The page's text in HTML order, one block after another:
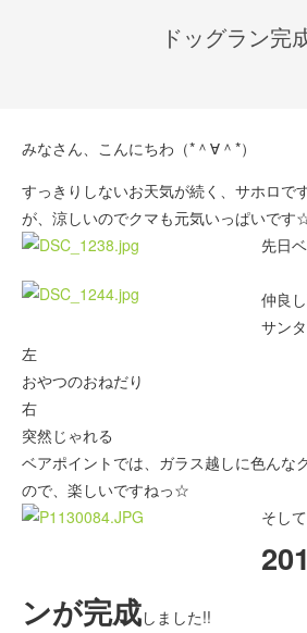
ドッグラン完
みなさん、こんにちわ（*＾∀＾*）
すっきりしないお天気が続く、サホロで
が、涼しいのでクマも元気いっぱいです
先日
仲良
サン
左
おやつのおねだり
右
突然じゃれる
ベアポイントでは、ガラス越しに色んな
ので、楽しいですねっ☆
そし
ンが完成しました!!